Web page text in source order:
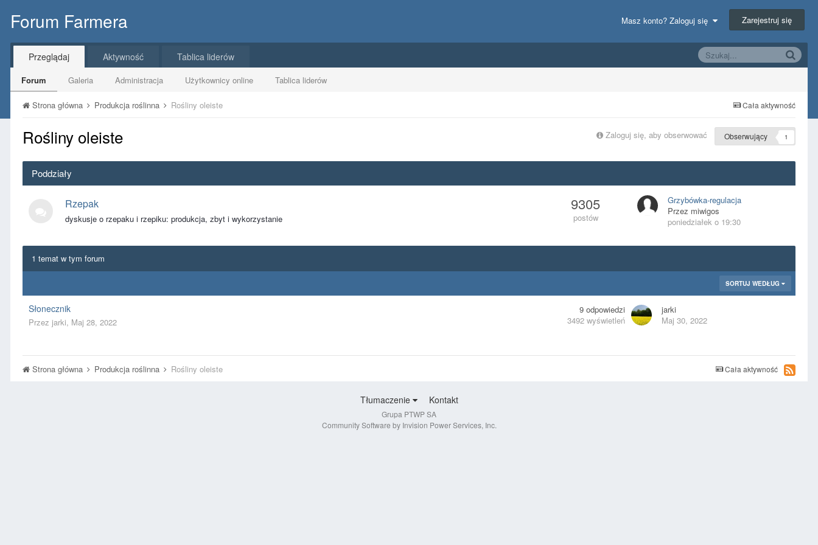
Forum Farmera Masz konto? Zaloguj się Zarejestruj się
Przeglądaj
Forum Galeria Administracja Użytkownicy online Tablica liderów
Aktywność Tablica liderów
Cała aktywność
Strona główna Produkcja roślinna Rośliny oleiste
Rośliny oleiste Zaloguj się, aby obserwować Obserwujący 1
Poddziały
Rzepak
dyskusje o rzepaku i rzepiku: produkcja, zbyt i wykorzystanie
9305
postów
Grzybówka-regulacja
Przez miwigos
poniedziałek o 19:30
1 temat w tym forum
SORTUJ WEDŁUG
Słonecznik
Przez jarki, Maj 28, 2022
9 odpowiedzi
3492 wyświetleń
jarki
Maj 30, 2022
Cała aktywność
Strona główna Produkcja roślinna Rośliny oleiste
Tłumaczenie Kontakt
Grupa PTWP SA
Community Software by Invision Power Services, Inc.